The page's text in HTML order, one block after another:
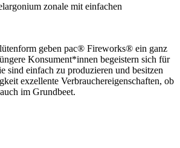
zonale mit einfachen
geben pac® Fireworks® ein ganz
Konsument*innen begeistern sich für
sind einfach zu produzieren und besitzen
exzellente Verbrauchereigenschaften, ob
im Grundbeet.